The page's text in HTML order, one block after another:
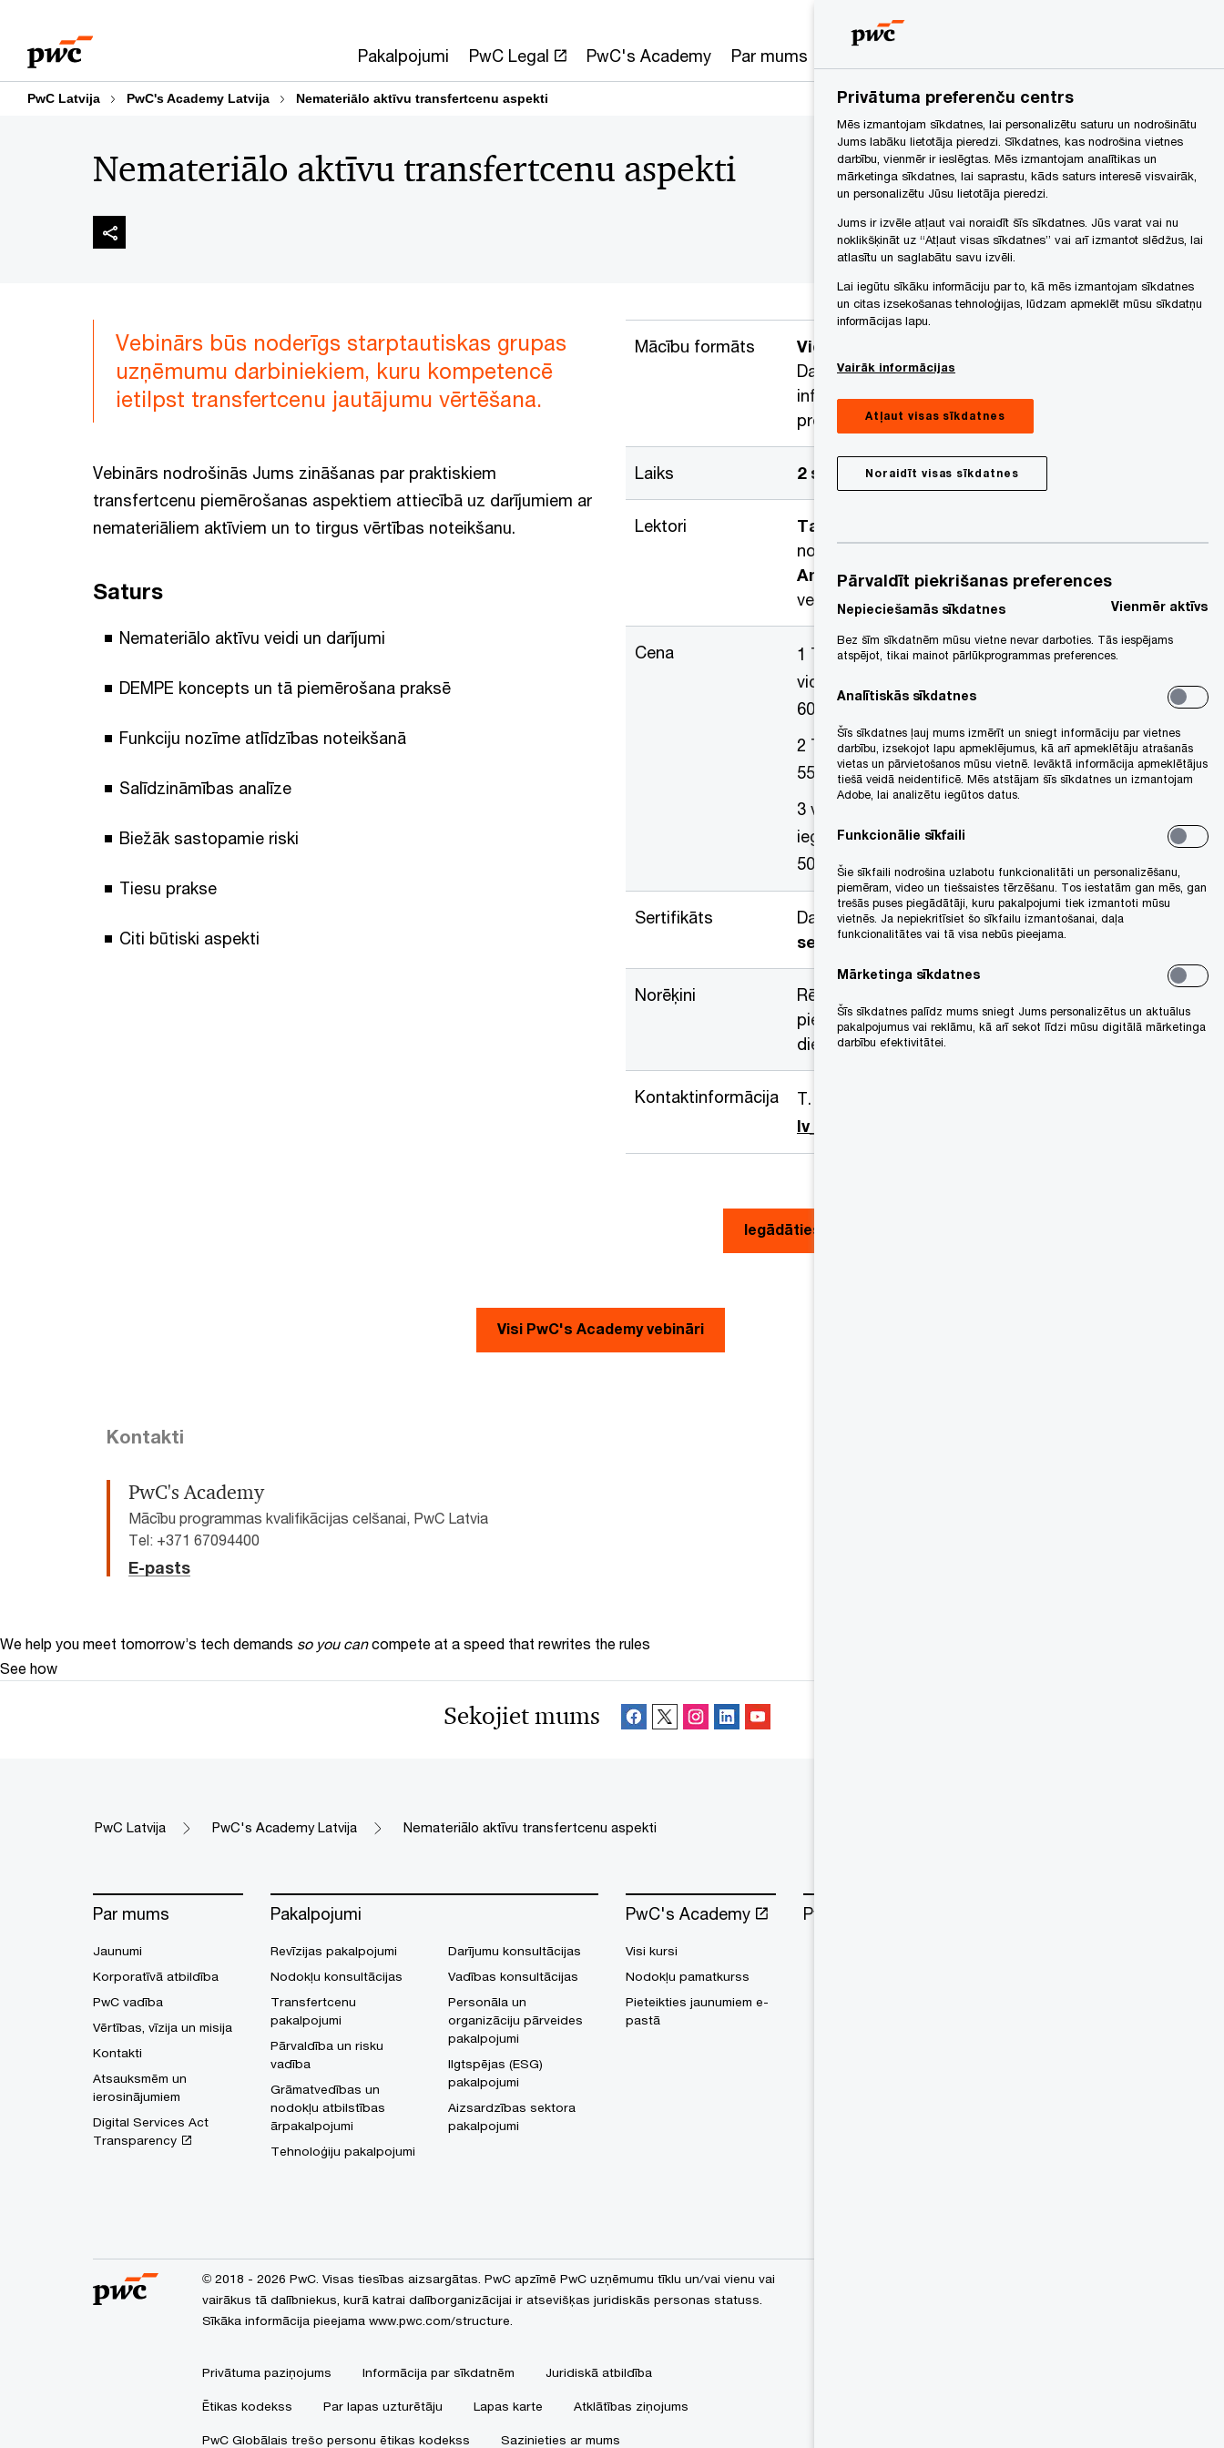
content
footer
Pakalpojumi PwC Legal PwC's Academy Par mums
PwC Latvija PwC's Academy Latvija Nemateriālo aktīvu transfertcenu aspekti
Nemateriālo aktīvu transfertcenu aspekti
Vebinārs būs noderīgs starptautiskas grupas
uzņēmumu darbiniekiem, kuru kompetencē
ietilpst transfertcenu jautājumu vērtēšana.
Vebinārs nodrošinās Jums zināšanas par praktiskiem
transfertcenu piemērošanas aspektiem attiecībā uz darījumiem ar
nemateriāliem aktīviem un to tirgus vērtības noteikšanu.
Saturs
Nemateriālo aktīvu veidi un darījumi
DEMPE koncepts un tā piemērošana praksē
Funkciju nozīme atlīdzības noteikšanā
Salīdzināmības analīze
Biežāk sastopamie riski
Tiesu prakse
Citi būtiski aspekti
Mācību formāts
Videoieraksts
Dalībnieki pēc reģistrēšanās saņem
informāciju par vebināra videoierakstu un
prezentācijas materiālu.
Laiks 2 stundas
Lektori Tatjana Koncevaja,
nodaļas direktore, PwC Latvija
Andis Vītols,transfertcenu nodaļas
vecākais projektu vadītājs, PwC Latvija
Cena
1 Transfertcenu (TC) vebināra
videoieraksta iegāde
60 EUR + PVN
2 TC vebināru videoierakstu iegāde
55 EUR + PVN / katrs
3 vai vairāk TC vebināru videoierakstu
iegāde
50 EUR + PVN / katrs
Sertifikāts Dalībnieki saņemPwC's Academy
sertifikātupar vebināra noklausīšanos.
Norēķini
Rēķinu nosūtām uz e-pastu, kas norādīts
pieteikumā. Rēķina samaksas termiņš ir 14
dienas no tā izrakstīšanas brīža.
Kontaktinformācija
T. +371 67094400
lv_pwckursi@pwc.com
Iegādāties vebināra videoierakstu
Visi PwC's Academy vebināri
Kontakti
PwC's Academy
Mācību programmas kvalifikācijas celšanai, PwC Latvia
Tel: +371 67094400
E-pasts
We help you meet tomorrow’s tech demands so you can compete at a speed that rewrites the rules
See how
Sekojiet mums
PwC Latvija PwC's Academy Latvija Nemateriālo aktīvu transfertcenu aspekti
Par mums
Jaunumi
Korporatīvā atbildība
PwC vadība
Vērtības, vīzija un misija
Kontakti
Atsauksmēm un
ierosinājumiem
Digital Services Act
Transparency
Pakalpojumi
Revīzijas pakalpojumi
Nodokļu konsultācijas
Transfertcenu
pakalpojumi
Pārvaldība un risku
vadība
Grāmatvedības un
nodokļu atbilstības
ārpakalpojumi
Tehnoloģiju pakalpojumi
Darījumu konsultācijas
Vadības konsultācijas
Personāla un
organizāciju pārveides
pakalpojumi
Ilgtspējas (ESG)
pakalpojumi
Aizsardzības sektora
pakalpojumi
PwC's Academy
Visi kursi
Nodokļu pamatkurss
Pieteikties jaunumiem e-
pastā
PwC Legal
© 2018 - 2026 PwC. Visas tiesības aizsargātas. PwC apzīmē PwC uzņēmumu tīklu un/vai vienu vai
vairākus tā dalībniekus, kurā katrai dalīborganizācijai ir atsevišķas juridiskās personas statuss.
Sīkāka informācija pieejama www.pwc.com/structure.
Privātuma paziņojums Informācija par sīkdatnēm Juridiskā atbildība
Ētikas kodekss Par lapas uzturētāju Lapas karte Atklātības ziņojums
PwC Globālais trešo personu ētikas kodekss Sazinieties ar mums
Privātuma preferenču centrs
Mēs izmantojam sīkdatnes, lai personalizētu saturu un nodrošinātu
Jums labāku lietotāja pieredzi. Sīkdatnes, kas nodrošina vietnes
darbību, vienmēr ir ieslēgtas. Mēs izmantojam analītikas un
mārketinga sīkdatnes, lai saprastu, kāds saturs interesē visvairāk,
un personalizētu Jūsu lietotāja pieredzi.
Jums ir izvēle atļaut vai noraidīt šīs sīkdatnes. Jūs varat vai nu
noklikšķināt uz “Atļaut visas sīkdatnes” vai arī izmantot slēdžus, lai
atlasītu un saglabātu savu izvēli.
Lai iegūtu sīkāku informāciju par to, kā mēs izmantojam sīkdatnes
un citas izsekošanas tehnoloģijas, lūdzam apmeklēt mūsu sīkdatņu
informācijas lapu.
Vairāk informācijas
Atļaut visas sīkdatnes
Noraidīt visas sīkdatnes
Pārvaldīt piekrišanas preferences
Nepieciešamās sīkdatnes Vienmēr aktīvs
Bez šīm sīkdatnēm mūsu vietne nevar darboties. Tās iespējams
atspējot, tikai mainot pārlūkprogrammas preferences.
Analītiskās sīkdatnes
Šīs sīkdatnes ļauj mums izmērīt un sniegt informāciju par vietnes
darbību, izsekojot lapu apmeklējumus, kā arī apmeklētāju atrašanās
vietas un pārvietošanos mūsu vietnē. Ievāktā informācija apmeklētājus
tiešā veidā neidentificē. Mēs atstājam šīs sīkdatnes un izmantojam
Adobe, lai analizētu iegūtos datus.
Funkcionālie sīkfaili
Šie sīkfaili nodrošina uzlabotu funkcionalitāti un personalizēšanu,
piemēram, video un tiešsaistes tērzēšanu. Tos iestatām gan mēs, gan
trešās puses piegādātāji, kuru pakalpojumi tiek izmantoti mūsu
vietnēs. Ja nepiekritīsiet šo sīkfailu izmantošanai, daļa
funkcionalitātes vai tā visa nebūs pieejama.
Mārketinga sīkdatnes
Šīs sīkdatnes palīdz mums sniegt Jums personalizētus un aktuālus
pakalpojumus vai reklāmu, kā arī sekot līdzi mūsu digitālā mārketinga
darbību efektivitātei.